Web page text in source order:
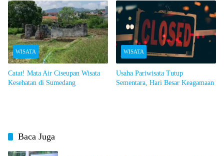
WISATA
Catat! Mata Air Ciseupan Wisata
Kesehatan di Sumedang
WISATA
Usaha Pariwisata Tutup
Sementara, Hari Besar Keagamaan
Baca Juga